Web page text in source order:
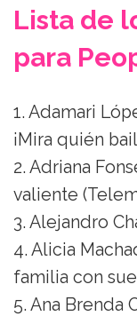
Lista de
para
1. Adamari
¡Mira quién
2. Adriana
valiente
3. Alejandro
4. Alicia
familia con
5. Ana Brenda